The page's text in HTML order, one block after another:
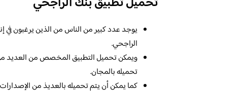
يوجد عدد كبير من الناس من الذين يرغبون في
الراجحي.
تحميله بالمجان.
كما يمكن أن يتم تحميله بالعديذ من